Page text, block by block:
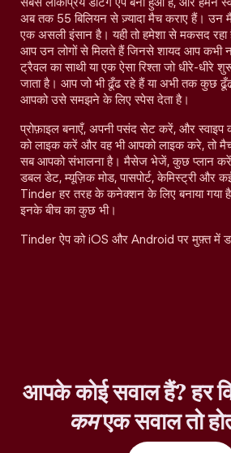
अब तक 55 बिलियन से ज़्यादा मैच कराए हैं। उन
एक असली इंसान है। यही तो हमेशा से मकसद रहा
आप उन लोगों से मिलते हैं जिनसे शायद आप कभी
ट्रैवल का साथी या एक ऐसा रिश्ता जो धीरे-
जाता है। आप जो भी ढूँढ रहे हैं या अभी तक कुछ
आपको उसे समझने के लिए स्पेस देता है।
प्रोफ़ाइल बनाएँ, अपनी पसंद सेट करें, और
को लाइक करें और वह भी आपको लाइक करे, तो
सब आपको संभालना है। मैसेज भेजें, कुछ प्लान करें,
डबल डेट, म्यूज़िक मोड, पासपोर्ट, केमिस्ट्री और
Tinder हर तरह के कनेक्शन के लिए बनाया गया
इनके बीच का कुछ भी।
Tinder ऐप को iOS और Android पर मुफ़्त में
आपके कोई सवाल हैं? हर
कमएक सवाल तो